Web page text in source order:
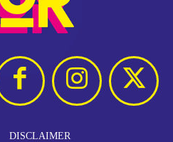
DISCLAIMER